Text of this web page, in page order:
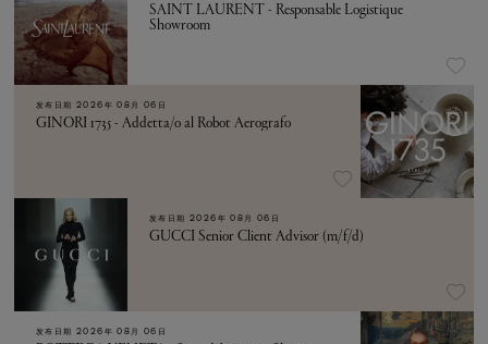
SAINT LAURENT - Responsable Logistique
Showroom
发布日期 2026年 08月 06日
GINORI 1735 - Addetta/o al Robot Aerografo
发布日期 2026年 08月 06日
GUCCI Senior Client Advisor (m/f/d)
发布日期 2026年 08月 06日